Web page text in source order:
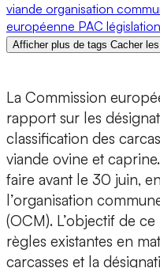
viande organisation
européenne PAC législation
Afficher plus de tags Cacher
La Commission
rapport sur les
classification des
viande ovine et
faire avant le 30 juin,
l’organisation
(OCM). L’objectif de
règles existantes en
carcasses et la